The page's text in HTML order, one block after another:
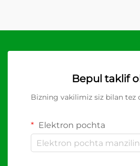
Bepul taklif
Bizning vakilimiz siz bilan tez
Elektron pochta